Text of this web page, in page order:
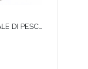
CONFETTURA ARTIGIANALE DI PESCA DI VIGNA (PÊCHE DE VIGNE)